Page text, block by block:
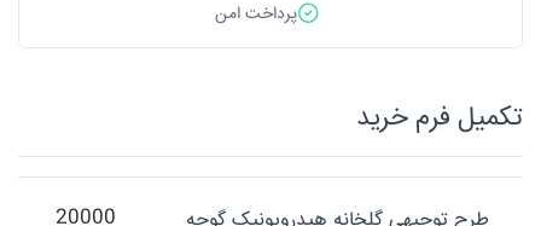
پرداخت امن
تکميل فرم خريد
20000